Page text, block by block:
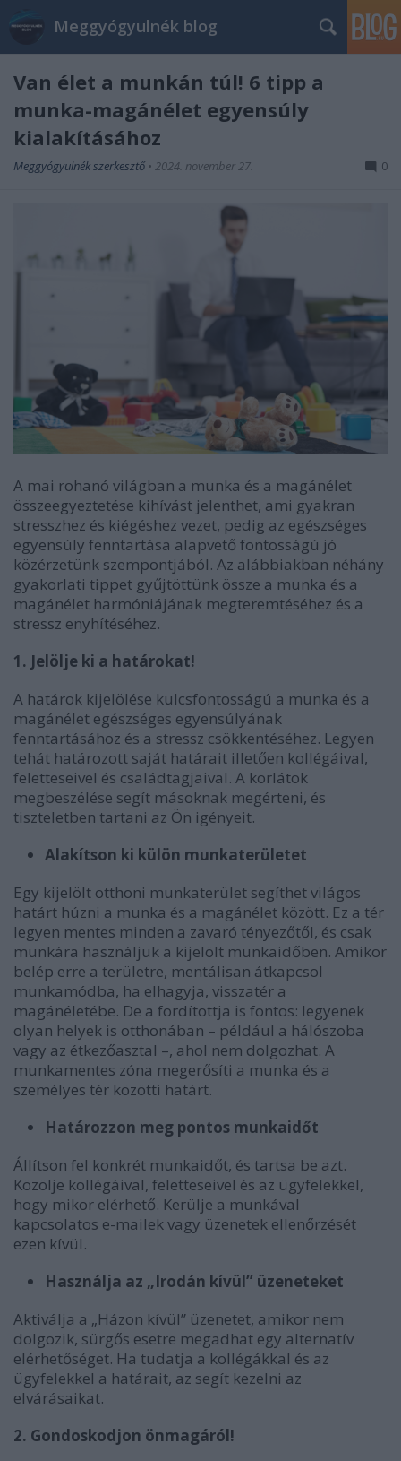
Meggyógyulnék blog
Van élet a munkán túl! 6 tipp a
munka-magánélet egyensúly
kialakításához
Meggyógyulnék szerkesztő • 2024. november 27. 0
A mai rohanó világban a munka és a magánélet
összeegyeztetése kihívást jelenthet, ami gyakran
stresszhez és kiégéshez vezet, pedig az egészséges
egyensúly fenntartása alapvető fontosságú jó
közérzetünk szempontjából. Az alábbiakban néhány
gyakorlati tippet gyűjtöttünk össze a munka és a
magánélet harmóniájának megteremtéséhez és a
stressz enyhítéséhez.
1. Jelölje ki a határokat!
A határok kijelölése kulcsfontosságú a munka és a
magánélet egészséges egyensúlyának
fenntartásához és a stressz csökkentéséhez. Legyen
tehát határozott saját határait illetően kollégáival,
feletteseivel és családtagjaival. A korlátok
megbeszélése segít másoknak megérteni, és
tiszteletben tartani az Ön igényeit.
Alakítson ki külön munkaterületet
Egy kijelölt otthoni munkaterület segíthet világos
határt húzni a munka és a magánélet között. Ez a tér
legyen mentes minden a zavaró tényezőtől, és csak
munkára használjuk a kijelölt munkaidőben. Amikor
belép erre a területre, mentálisan átkapcsol
munkamódba, ha elhagyja, visszatér a
magánéletébe. De a fordítottja is fontos: legyenek
olyan helyek is otthonában – például a hálószoba
vagy az étkezőasztal –, ahol nem dolgozhat. A
munkamentes zóna megerősíti a munka és a
személyes tér közötti határt.
Határozzon meg pontos munkaidőt
Állítson fel konkrét munkaidőt, és tartsa be azt.
Közölje kollégáival, feletteseivel és az ügyfelekkel,
hogy mikor elérhető. Kerülje a munkával
kapcsolatos e-mailek vagy üzenetek ellenőrzését
ezen kívül.
Használja az „Irodán kívül” üzeneteket
Aktiválja a „Házon kívül” üzenetet, amikor nem
dolgozik, sürgős esetre megadhat egy alternatív
elérhetőséget. Ha tudatja a kollégákkal és az
ügyfelekkel a határait, az segít kezelni az
elvárásaikat.
2. Gondoskodjon önmagáról!